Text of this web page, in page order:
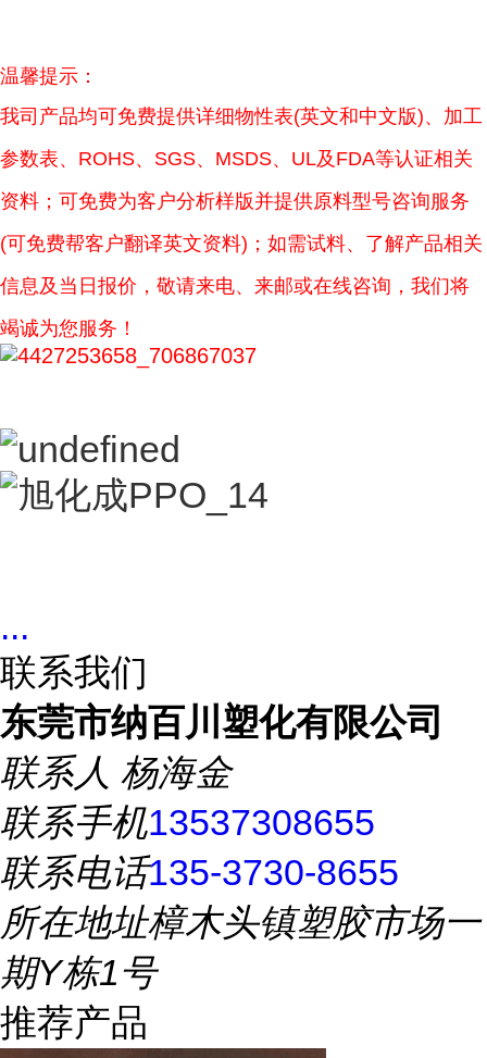
温馨提示：
我司产品均可免费提供详细物性表(英文和中文版)、加工
参数表、ROHS、SGS、MSDS、UL及FDA等认证相关
资料；可免费为客户分析样版并提供原料型号咨询服务
(可免费帮客户翻译英文资料)；如需试料、了解产品相关
信息及当日报价，敬请来电、来邮或在线咨询，我们将
竭诚为您服务！
...
联系我们
东莞市纳百川塑化有限公司
联系人 杨海金
联系手机13537308655
联系电话135-3730-8655
所在地址樟木头镇塑胶市场一
期Y栋1号
推荐产品